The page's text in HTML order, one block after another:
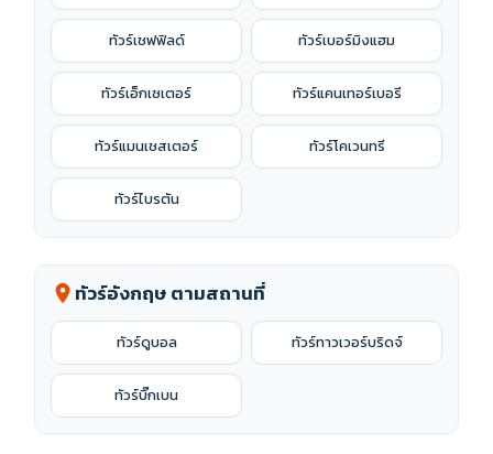
ทัวร์เชฟฟิลด์ ทัวร์เบอร์มิงแฮม
ทัวร์เอ็กเซเตอร์ ทัวร์แคนเทอร์เบอรี
ทัวร์แมนเชสเตอร์ ทัวร์โคเวนทรี
ทัวร์ไบรตัน
location_on ทัวร์อังกฤษ ตามสถานที่
ทัวร์ดูบอล ทัวร์ทาวเวอร์บริดจ์
ทัวร์บิ๊กเบน